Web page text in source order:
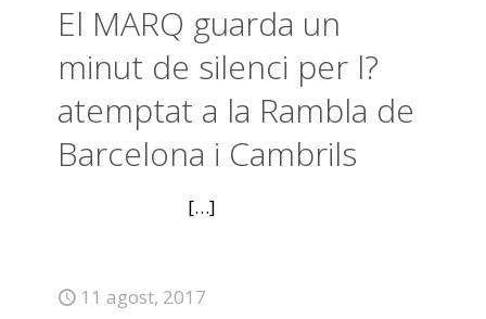
El MARQ guarda un
minut de silenci per l?
atemptat a la Rambla de
Barcelona i Cambrils
[…]
11 agost, 2017